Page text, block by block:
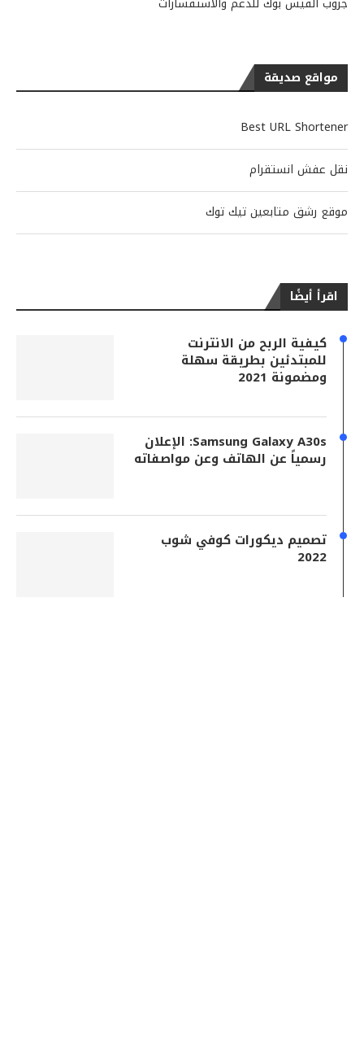
مواقع صديقة
Best URL Shortener
نقل عفش انستقرام
موقع رشق متابعين تيك توك
اقرأ أيضًا
كيفية الربح من الانترنت
للمبتدئين بطريقة سهلة
ومضمونة 2021
Samsung Galaxy A30s: الإعلان
رسمياً عن الهاتف وعن مواصفاته
تصميم ديكورات كوفي شوب
2022